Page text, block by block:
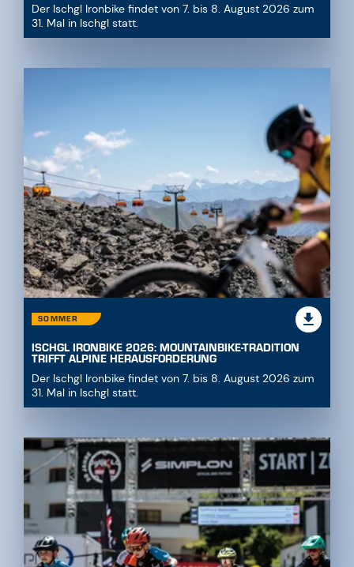
Der Ischgl Ironbike findet von 7. bis 8. August 2026 zum
31. Mal in Ischgl statt.
SOMMER
ISCHGL IRONBIKE 2026: MOUNTAINBIKE-TRADITION
TRIFFT ALPINE HERAUSFORDERUNG
Der Ischgl Ironbike findet von 7. bis 8. August 2026 zum
31. Mal in Ischgl statt.